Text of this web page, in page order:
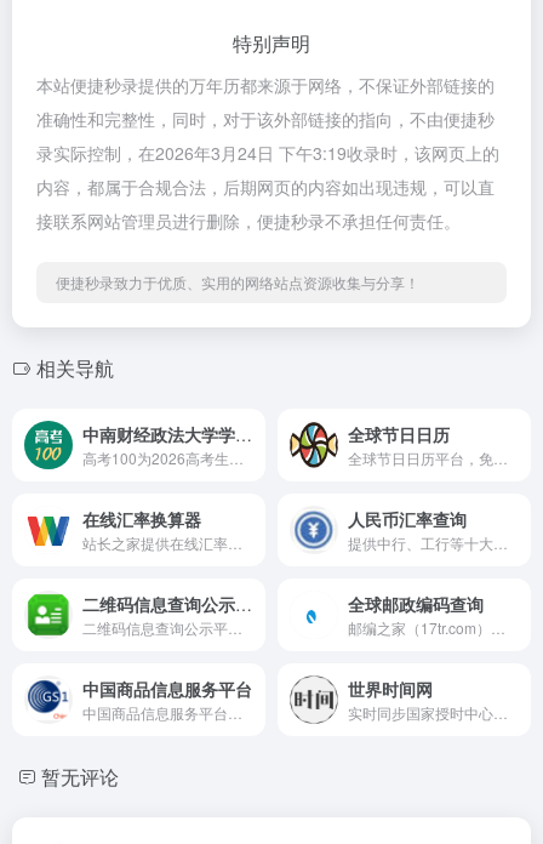
特别声明
本站便捷秒录提供的万年历都来源于网络，不保证外部链接的
准确性和完整性，同时，对于该外部链接的指向，不由便捷秒
录实际控制，在2026年3月24日 下午3:19收录时，该网页上的
内容，都属于合规合法，后期网页的内容如出现违规，可以直
接联系网站管理员进行删除，便捷秒录不承担任何责任。
便捷秒录致力于优质、实用的网络站点资源收集与分享！
相关导航
中南财经政法大学学科评估排名 全球节日日历
在线汇率换算器 人民币汇率查询
二维码信息查询公示平台 全球邮政编码查询
中国商品信息服务平台 世界时间网
暂无评论